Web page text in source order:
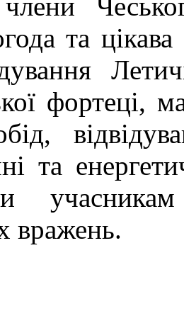
та
фортеці,
та
вражень.